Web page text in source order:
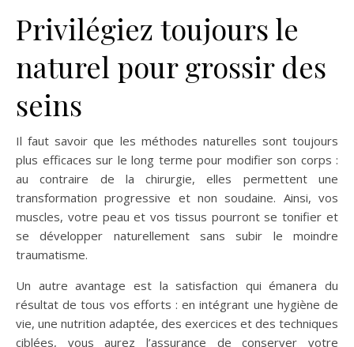
Privilégiez toujours le
naturel pour grossir des
seins
Il faut savoir que les méthodes naturelles sont toujours
plus efficaces sur le long terme pour modifier son corps :
au contraire de la chirurgie, elles permettent une
transformation progressive et non soudaine. Ainsi, vos
muscles, votre peau et vos tissus pourront se tonifier et
se développer naturellement sans subir le moindre
traumatisme.
Un autre avantage est la satisfaction qui émanera du
résultat de tous vos efforts : en intégrant une hygiène de
vie, une nutrition adaptée, des exercices et des techniques
ciblées, vous aurez l’assurance de conserver votre